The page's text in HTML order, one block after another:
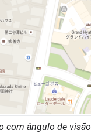
com ângulo de visão